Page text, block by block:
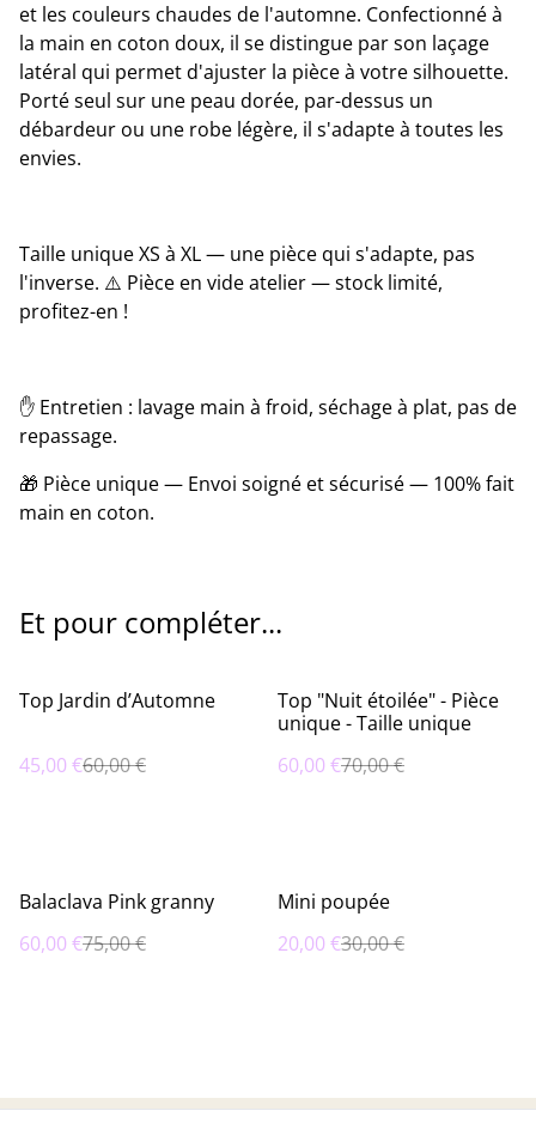
et les couleurs chaudes de l'automne. Confectionné à
la main en coton doux, il se distingue par son laçage
latéral qui permet d'ajuster la pièce à votre silhouette.
Porté seul sur une peau dorée, par-dessus un
débardeur ou une robe légère, il s'adapte à toutes les
envies.
Taille unique XS à XL — une pièce qui s'adapte, pas
l'inverse. ⚠️ Pièce en vide atelier — stock limité,
profitez-en !
✋ Entretien : lavage main à froid, séchage à plat, pas de
repassage.
🎁 Pièce unique — Envoi soigné et sécurisé — 100% fait
main en coton.
Et pour compléter...
%
Top Jardin d’Automne
45,00 €60,00 €
%
Top "Nuit étoilée" - Pièce
unique - Taille unique
60,00 €70,00 €
%
Balaclava Pink granny
60,00 €75,00 €
%
Mini poupée
20,00 €30,00 €